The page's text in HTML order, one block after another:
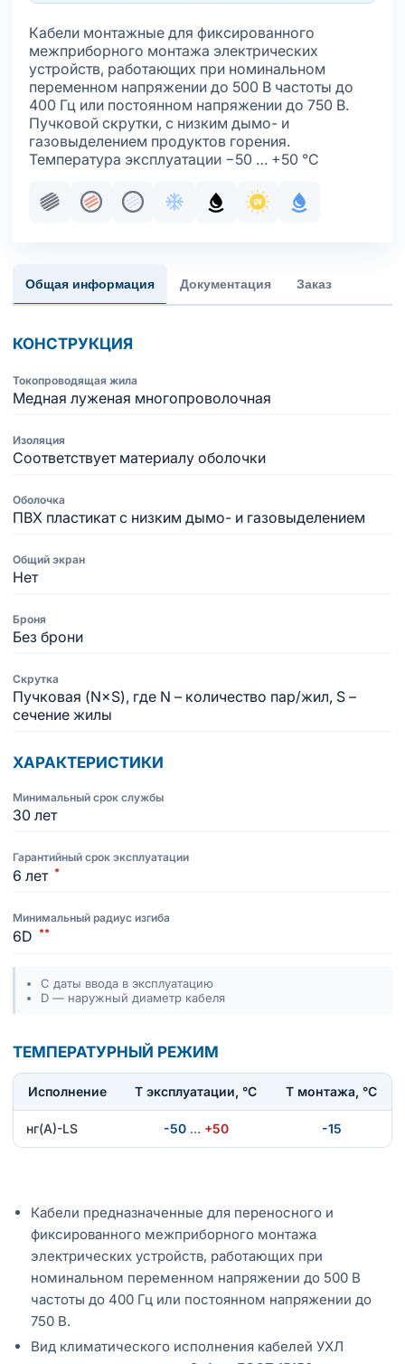
Кабели монтажные для фиксированного
межприборного монтажа электрических
устройств, работающих при номинальном
переменном напряжении до 500 В частоты до
400 Гц или постоянном напряжении до 750 В.
Пучковой скрутки, с низким дымо- и
газовыделением продуктов горения.
Температура эксплуатации −50 … +50 °С
Пучковая скрутка
Жила медная многопроволочная
Жила медная многопроволочная
Хладостойкое исполнение
Маслобензостойкое
Стойкость к
С
Общая информация Документация Заказ
КОНСТРУКЦИЯ
Токопроводящая жила
Медная луженая многопроволочная
Изоляция
Соответствует материалу оболочки
Оболочка
ПВХ пластикат с низким дымо- и газовыделением
Общий экран
Нет
Броня
Без брони
Скрутка
Пучковая (N×S), где N – количество пар/жил, S –
сечение жилы
ХАРАКТЕРИСТИКИ
Минимальный срок службы
30 лет
Гарантийный срок эксплуатации
6 лет *
Минимальный радиус изгиба
6D **
С даты ввода в эксплуатацию
D — наружный диаметр кабеля
ТЕМПЕРАТУРНЫЙ РЕЖИМ
Исполнение T эксплуатации, °С Т монтажа, °С
нг(А)-LS -50 … +50 -15
Кабели предназначенные для переносного и
фиксированного межприборного монтажа
электрических устройств, работающих при
номинальном переменном напряжении до 500 В
частоты до 400 Гц или постоянном напряжении до
750 В.
Вид климатического исполнения кабелей УХЛ